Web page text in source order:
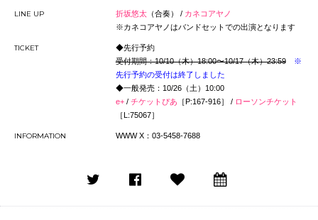
LINE UP 折坂悠太（合奏） / カネコアヤノ
※カネコアヤノはバンドセットでの出演となります
TICKET
◆先行予約
受付期間：10/10（木）18:00〜10/17（木）23:59
※
先行予約の受付は終了しました
◆一般発売：10/26（土）10:00
e+/ チケットぴあ ［P:167-916］ / ローソンチケット
［L:75067］
INFORMATION WWW X：03-5458-7688